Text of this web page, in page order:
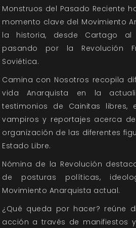
Monstruos del Pasado Reciente
momento clave del Movimiento
la historia, desde Cartago al
pasando por la Revolución
Soviética.
Camina con Nosotros recopila
vida Anarquista en la
testimonios de Cainitas libres,
vampiros y reportajes acerca
organización de las diferentes
Estado Libre.
Nómina de la Revolución
de posturas políticas,
Movimiento Anarquista actual.
¿Qué queda por hacer? reúne
acción a través de manifiestos